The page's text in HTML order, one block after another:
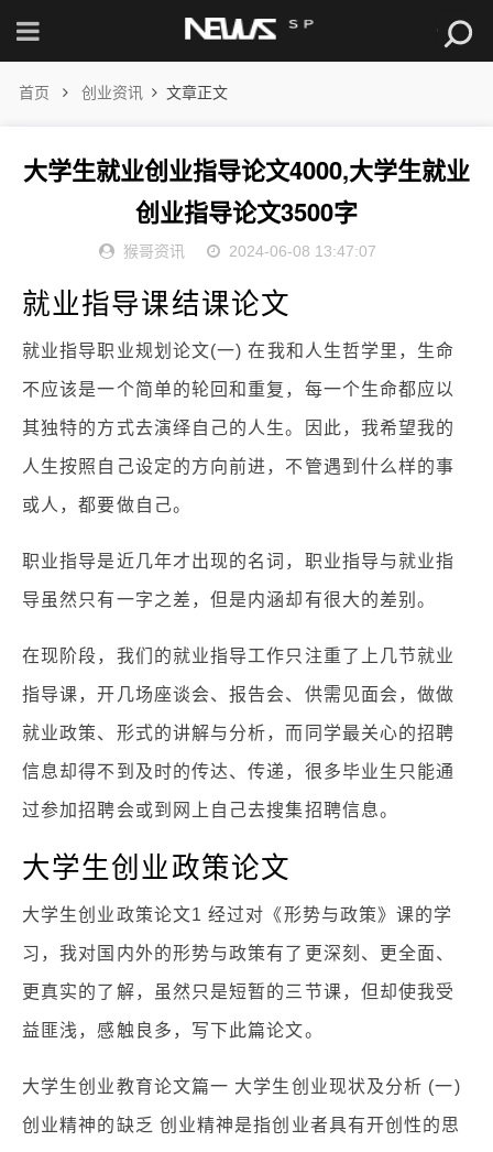
首页 创业资讯 文章正文
大学生就业创业指导论文4000,大学生就业
创业指导论文3500字
猴哥资讯 2024-06-08 13:47:07
就业指导课结课论文
就业指导职业规划论文(一) 在我和人生哲学里，生命
不应该是一个简单的轮回和重复，每一个生命都应以
其独特的方式去演绎自己的人生。因此，我希望我的
人生按照自己设定的方向前进，不管遇到什么样的事
或人，都要做自己。
职业指导是近几年才出现的名词，职业指导与就业指
导虽然只有一字之差，但是内涵却有很大的差别。
在现阶段，我们的就业指导工作只注重了上几节就业
指导课，开几场座谈会、报告会、供需见面会，做做
就业政策、形式的讲解与分析，而同学最关心的招聘
信息却得不到及时的传达、传递，很多毕业生只能通
过参加招聘会或到网上自己去搜集招聘信息。
大学生创业政策论文
大学生创业政策论文1 经过对《形势与政策》课的学
习，我对国内外的形势与政策有了更深刻、更全面、
更真实的了解，虽然只是短暂的三节课，但却使我受
益匪浅，感触良多，写下此篇论文。
大学生创业教育论文篇一 大学生创业现状及分析 (一)
创业精神的缺乏 创业精神是指创业者具有开创性的思